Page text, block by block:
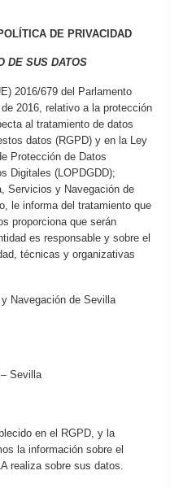
DE PRIVACIDAD
DE SUS DATOS
2016/679 del Parlamento
2016, relativo a la protección
al tratamiento de datos
datos (RGPD) y en la Ley
Protección de Datos
Digitales (LOPDGDD);
Servicios y Navegación de
le informa del tratamiento que
proporciona que serán
es responsable y sobre el
técnicas y organizativas
Navegación de Sevilla
Sevilla
en el RGPD, y la
la información sobre el
realiza sobre sus datos.